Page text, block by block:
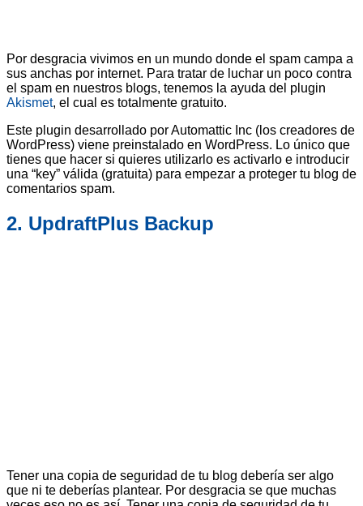
Por desgracia vivimos en un mundo donde el spam campa a
sus anchas por internet. Para tratar de luchar un poco contra
el spam en nuestros blogs, tenemos la ayuda del plugin
Akismet, el cual es totalmente gratuito.
Este plugin desarrollado por Automattic Inc (los creadores de
WordPress) viene preinstalado en WordPress. Lo único que
tienes que hacer si quieres utilizarlo es activarlo e introducir
una “key” válida (gratuita) para empezar a proteger tu blog de
comentarios spam.
2. UpdraftPlus Backup
Tener una copia de seguridad de tu blog debería ser algo
que ni te deberías plantear. Por desgracia se que muchas